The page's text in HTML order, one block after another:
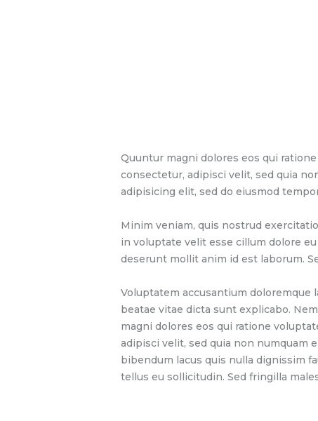
Quuntur magni dolores eos qui
consectetur, adipisci velit, sed quia
adipisicing elit, sed do eiusmod
Minim veniam, quis nostrud
in voluptate velit esse cillum dolore
deserunt mollit anim id est laborum.
Voluptatem accusantium doloremque
beatae vitae dicta sunt explicabo.
magni dolores eos qui ratione
adipisci velit, sed quia non numquam
bibendum lacus quis nulla dignissim
tellus eu sollicitudin. Sed fringilla